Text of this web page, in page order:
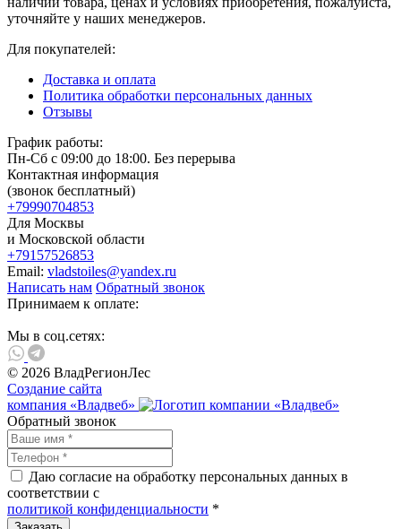
уточняйте у наших менеджеров.
Для покупателей:
Доставка и оплата
Политика обработки персональных данных
Отзывы
График работы:
Пн-Сб с 09:00 до 18:00. Без перерыва
Контактная информация
(звонок бесплатный)
+79990704853
Для Москвы
и Московской области
+79157526853
Email: vladstoiles@yandex.ru
Написать нам Обратный звонок
Принимаем к оплате:
Мы в соц.сетях:
© 2026 ВладРегионЛес
Создание сайта
компания «Владвеб»
Обратный звонок
Даю согласие на обработку персональных данных в
соответствии с
политикой конфиденциальности *